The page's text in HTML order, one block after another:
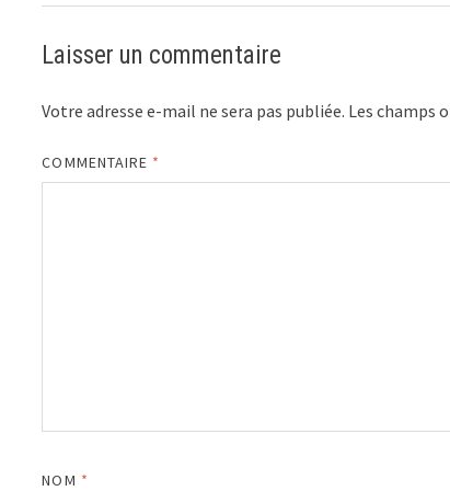
Laisser un commentaire
Votre adresse e-mail ne sera pas publiée. Les champs
COMMENTAIRE *
NOM *